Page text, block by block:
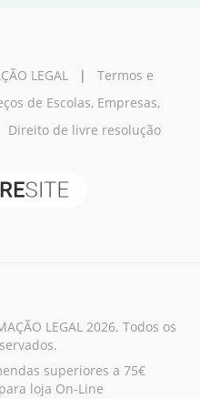
LEGAL | Termos e
de Escolas, Empresas,
Direito de livre resolução
LEGAL 2026. Todos os
superiores a 75€
loja On-Line